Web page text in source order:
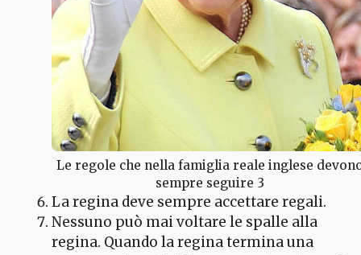
Le regole che nella famiglia reale inglese
sempre seguire 3
La regina deve sempre accettare regali.
Nessuno può mai voltare le spalle alla
regina. Quando la regina termina una